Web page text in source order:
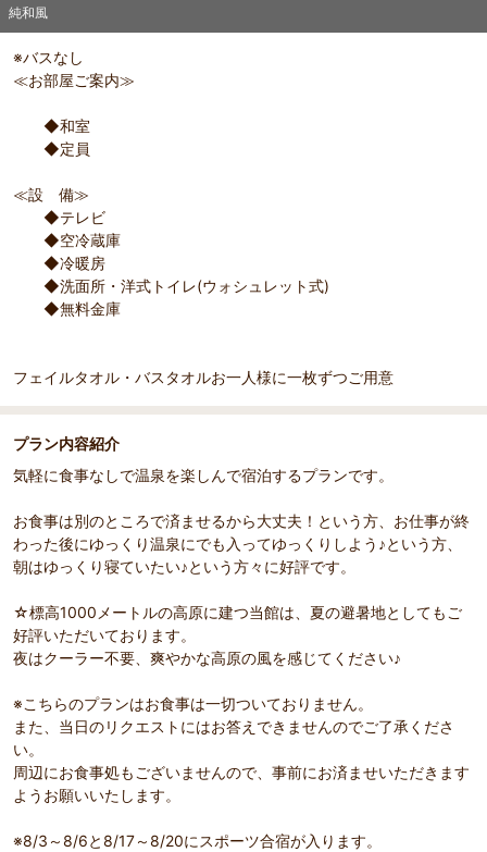
純和風
※バスなし
≪お部屋ご案内≫
◆和室
◆定員
≪設 備≫
◆テレビ
◆空冷蔵庫
◆冷暖房
◆洗面所・洋式トイレ(ウォシュレット式)
◆無料金庫
フェイルタオル・バスタオルお一人様に一枚ずつご用意
プラン内容紹介
気軽に食事なしで温泉を楽しんで宿泊するプランです。
お食事は別のところで済ませるから大丈夫！という方、お仕事が終
わった後にゆっくり温泉にでも入ってゆっくりしよう♪という方、
朝はゆっくり寝ていたい♪という方々に好評です。
☆標高1000メートルの高原に建つ当館は、夏の避暑地としてもご
好評いただいております。
夜はクーラー不要、爽やかな高原の風を感じてください♪
※こちらのプランはお食事は一切ついておりません。
また、当日のリクエストにはお答えできませんのでご了承くださ
い。
周辺にお食事処もございませんので、事前にお済ませいただきます
ようお願いいたします。
※8/3～8/6と8/17～8/20にスポーツ合宿が入ります。
部屋詳細
純和風